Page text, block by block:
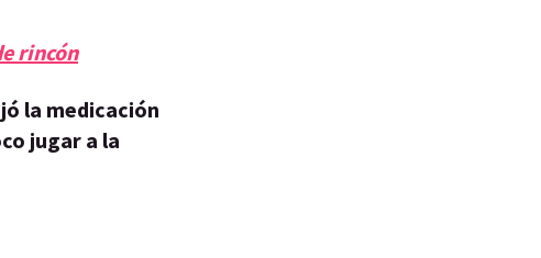
rincón
la medicación
jugar a la